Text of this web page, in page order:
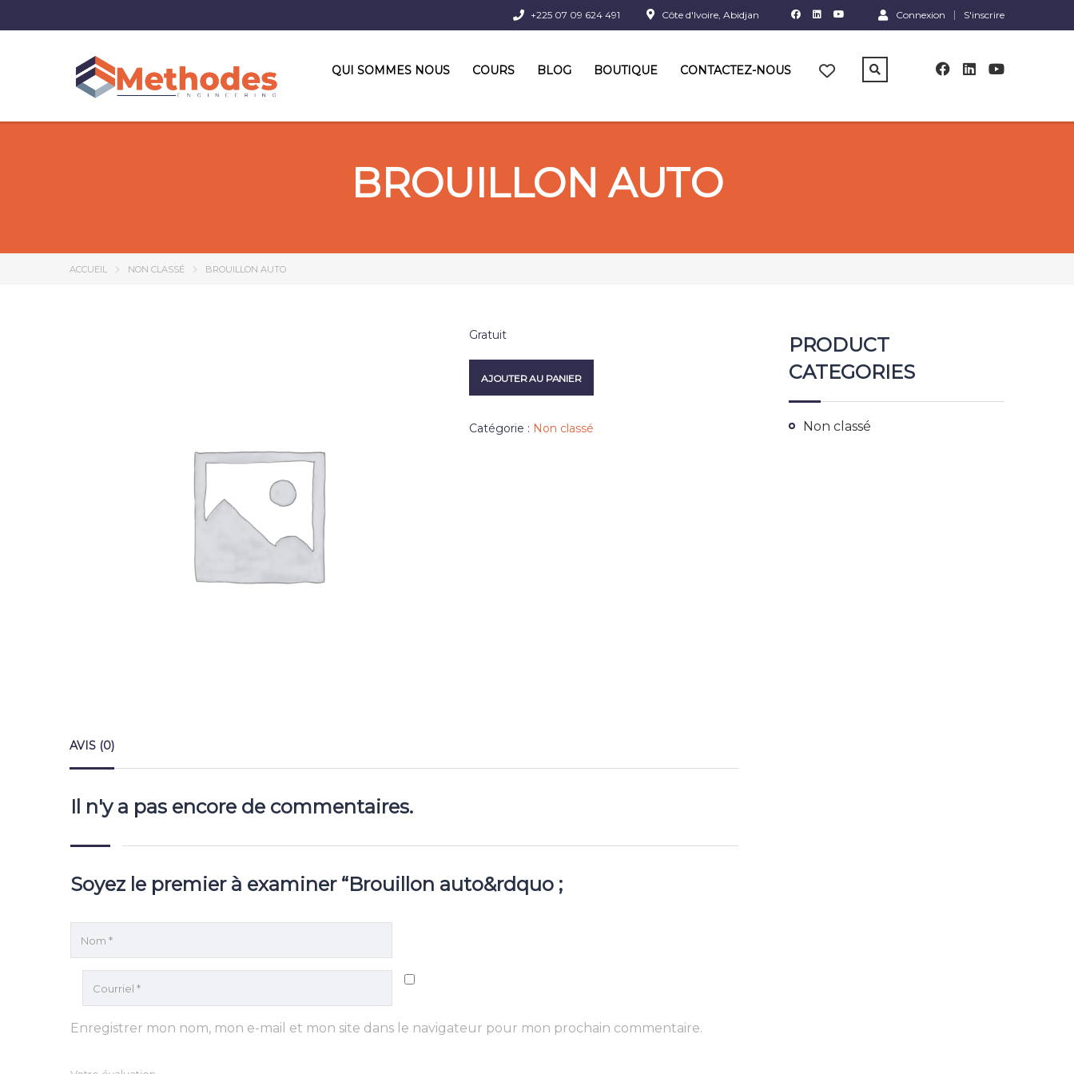
Connexion S'inscrire
Côte d'Ivoire, Abidjan
+225 07 09 624 491
QUI SOMMES NOUS COURS BLOG BOUTIQUE CONTACTEZ-NOUS
BROUILLON AUTO
ACCUEIL NON CLASSÉ BROUILLON AUTO
Gratuit
AJOUTER AU PANIER
Catégorie : Non classé
AVIS (0)
Il n'y a pas encore de commentaires.
Soyez le premier à examiner “Brouillon auto&rdquo ;
Enregistrer mon nom, mon e-mail et mon site dans le navigateur pour mon prochain commentaire.
PRODUCT
CATEGORIES
Non classé